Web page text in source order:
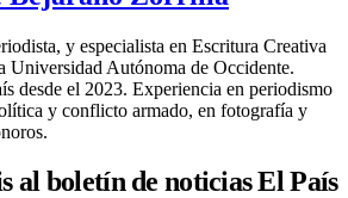
y especialista en Escritura Creativa
Universidad Autónoma de Occidente.
desde el 2023. Experiencia en periodismo
y conflicto armado, en fotografía y
al boletín de noticias El País